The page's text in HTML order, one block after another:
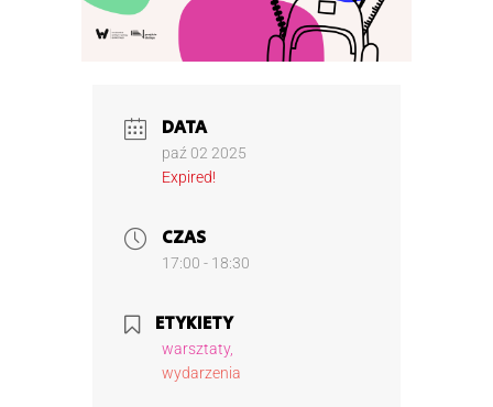
DATA
paź 02 2025
Expired!
CZAS
17:00 - 18:30
ETYKIETY
warsztaty,
wydarzenia